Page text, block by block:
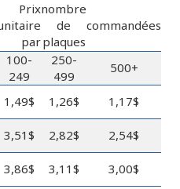
Prix
par
nombre
de
plaques
commandées
100-
249
250-
499
500+
1,49$ 1,26$
1,17$
3,51$ 2,82$
2,54$
3,86$ 3,11$ 3,00$